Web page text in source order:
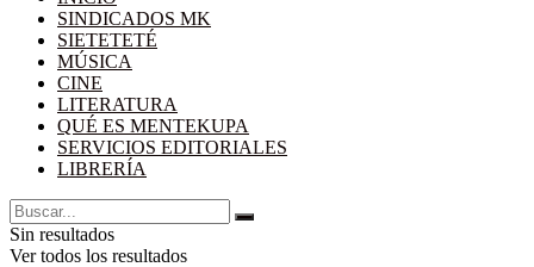
SINDICADOS MK
SIETETETÉ
MÚSICA
CINE
LITERATURA
QUÉ ES MENTEKUPA
SERVICIOS EDITORIALES
LIBRERÍA
Sin resultados
Ver todos los resultados